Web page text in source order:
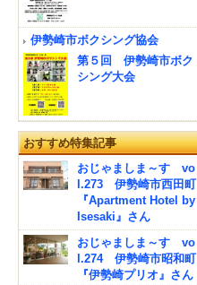
伊勢崎市ボクシング協会
第５回 伊勢崎市ボク
シング大会
おすすめ特集記事
おじゃましま～す vo
l.273 伊勢崎市西田町
『Apartment Hotel by
Isesaki』さん
おじゃましま～す vo
l.274 伊勢崎市昭和町
『伊勢崎プリオ』さん